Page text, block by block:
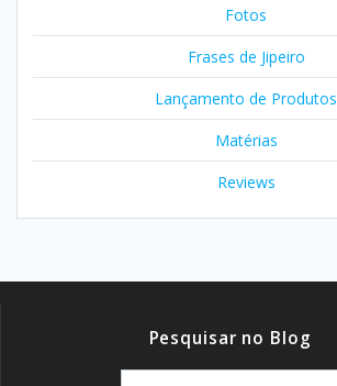
Fotos
Frases de Jipeiro
Lançamento de Produtos
Matérias
Reviews
Pesquisar no Blog